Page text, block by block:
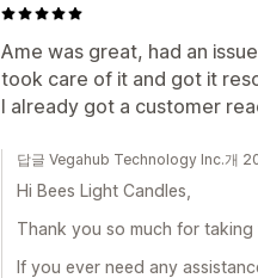
Ame was great, had an
took care of it and got it
I already got a customer
답글 Vegahub Technology Inc.개
Hi Bees Light Candles,
Thank you so much for
If you ever need any